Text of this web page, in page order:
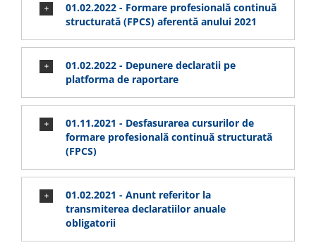
01.02.2022 - Formare profesională continuă
structurată (FPCS) aferentă anului 2021
01.02.2022 - Depunere declaratii pe
platforma de raportare
01.11.2021 - Desfasurarea cursurilor de
formare profesională continuă structurată
(FPCS)
01.02.2021 - Anunt referitor la
transmiterea declaratiilor anuale
obligatorii